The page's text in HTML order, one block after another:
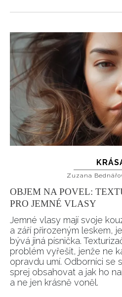
Zuzana
OBJEM NA POVEL:
PRO JEMNÉ VLASY
Jemné vlasy mají svoje
a září přirozeným leskem,
bývá jiná písnička.
problém vyřešit, jenže ne
opravdu umí. Odborníci se
sprej obsahovat a jak ho
a ne jen krásně voněl.